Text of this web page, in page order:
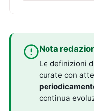
Nota
Le definizioni
curate con
continua